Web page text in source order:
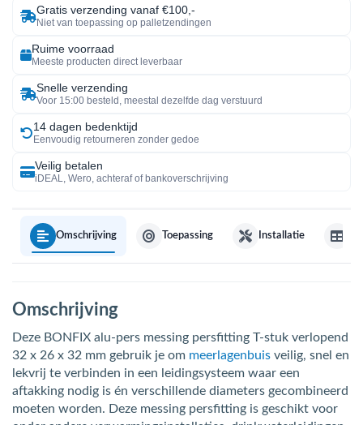
Gratis verzending vanaf €100,-
Niet van toepassing op palletzendingen
Ruime voorraad
Meeste producten direct leverbaar
Snelle verzending
Voor 15:00 besteld, meestal dezelfde dag verstuurd
14 dagen bedenktijd
Eenvoudig retourneren zonder gedoe
Veilig betalen
iDEAL, Wero, achteraf of bankoverschrijving
Omschrijving Toepassing Installatie
Omschrijving
Deze BONFIX alu-pers messing persfitting T-stuk verlopend
32 x 26 x 32 mm gebruik je om meerlagenbuis veilig, snel en
lekvrij te verbinden in een leidingsysteem waar een
aftakking nodig is én verschillende diameters gecombineerd
moeten worden. Deze messing persfitting is geschikt voor